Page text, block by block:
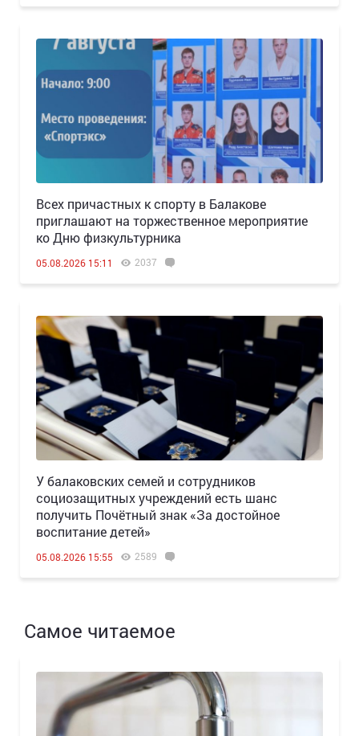
Всех причастных к спорту в Балакове
приглашают на торжественное мероприятие
ко Дню физкультурника
05.08.2026 15:11 2037
У балаковских семей и сотрудников
социозащитных учреждений есть шанс
получить Почётный знак «За достойное
воспитание детей»
05.08.2026 15:55 2589
Самое читаемое